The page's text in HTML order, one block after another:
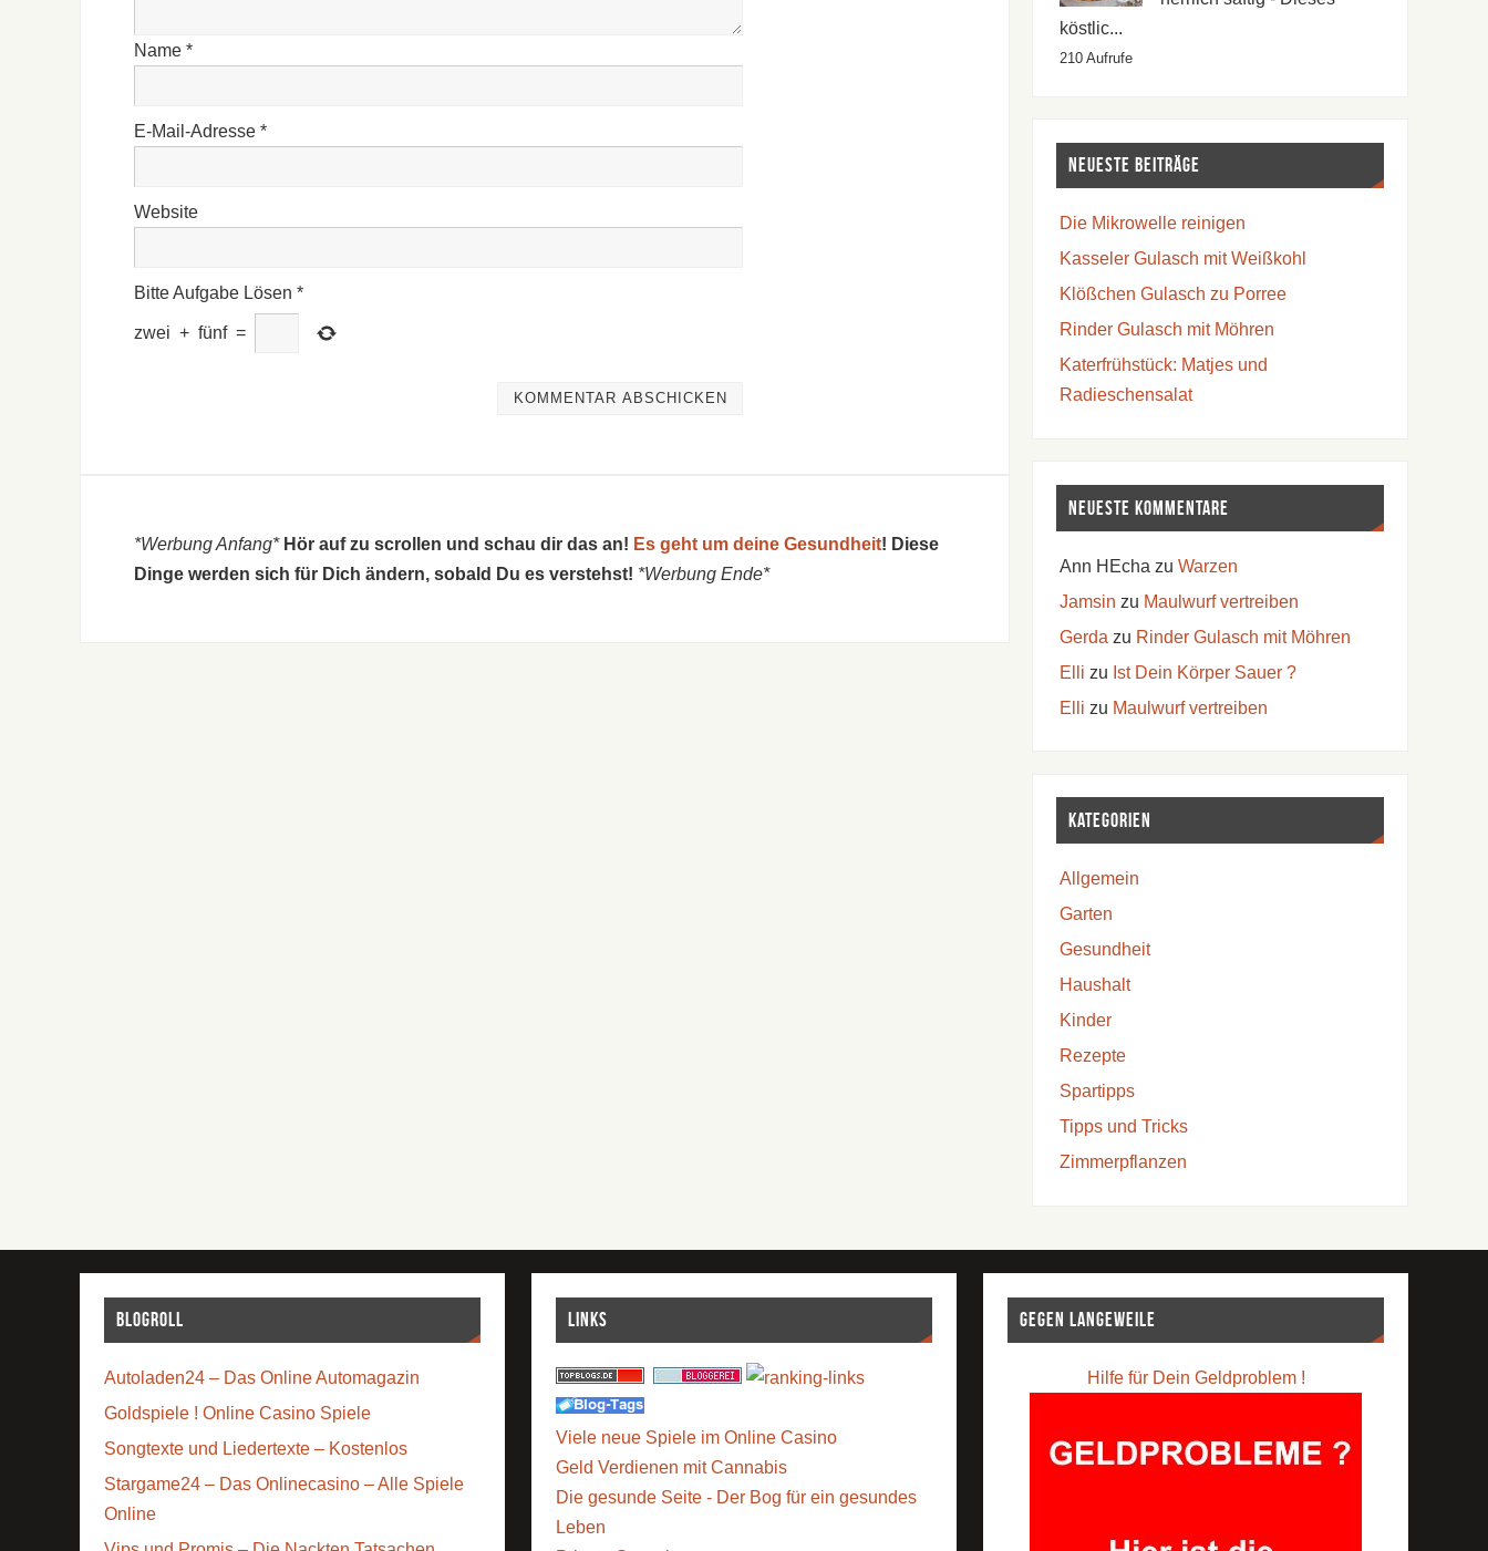
Name *
E-Mail-Adresse *
Website
Bitte Aufgabe Lösen *
zwei + fünf =
*Werbung Anfang* Hör auf zu scrollen und schau dir das an! Es geht um deine Gesundheit! Diese
Dinge werden sich für Dich ändern, sobald Du es verstehst! *Werbung Ende*
köstlic...
210 Aufrufe
Neueste Beiträge
Die Mikrowelle reinigen
Kasseler Gulasch mit Weißkohl
Klößchen Gulasch zu Porree
Rinder Gulasch mit Möhren
Katerfrühstück: Matjes und
Radieschensalat
Neueste Kommentare
Ann HEcha zu Warzen
Jamsin zu Maulwurf vertreiben
Gerda zu Rinder Gulasch mit Möhren
Elli zu Ist Dein Körper Sauer ?
Elli zu Maulwurf vertreiben
Kategorien
Allgemein
Garten
Gesundheit
Haushalt
Kinder
Rezepte
Spartipps
Tipps und Tricks
Zimmerpflanzen
Blogroll
Autoladen24 – Das Online Automagazin
Goldspiele ! Online Casino Spiele
Songtexte und Liedertexte – Kostenlos
Stargame24 – Das Onlinecasino – Alle Spiele
Online
Links
Viele neue Spiele im Online Casino
Geld Verdienen mit Cannabis
Die gesunde Seite - Der Bog für ein gesundes
Leben
Gegen Langeweile
Hilfe für Dein Geldproblem !